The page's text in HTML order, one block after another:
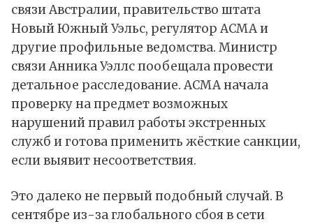
связи Австралии, правительство штата
Новый Южный Уэльс, регулятор ACMA и
другие профильные ведомства. Министр
связи Анника Уэллс пообещала провести
детальное расследование. ACMA начала
проверку на предмет возможных
нарушений правил работы экстренных
служб и готова применить жёсткие санкции,
если выявит несоответствия.
Это далеко не первый подобный случай. В
сентябре из-за глобального сбоя в сети